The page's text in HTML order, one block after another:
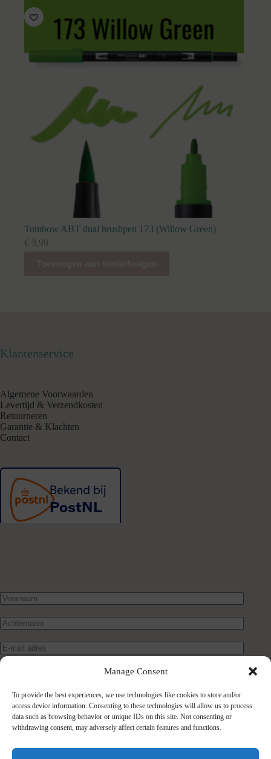
Manage Consent
To provide the best experiences, we use technologies like cookies to store and/or
access device information. Consenting to these technologies will allow us to process
data such as browsing behavior or unique IDs on this site. Not consenting or
withdrawing consent, may adversely affect certain features and functions.
Tombow ABT dual brushpen 173 (Willow Green)
€ 3,99
Klantenservice
Algemene Voorwaarden
Levertijd & Verzendkosten
Retourneren
Garantie & Klachten
Contact